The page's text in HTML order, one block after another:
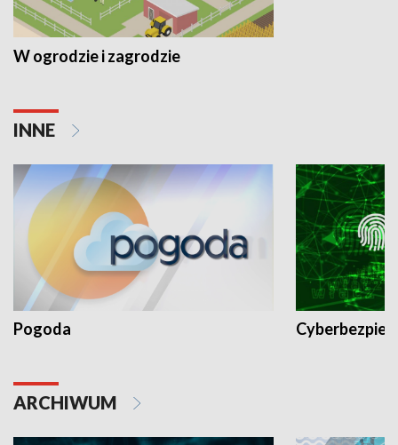
W ogrodzie i zagrodzie
INNE
Pogoda
ARCHIWUM